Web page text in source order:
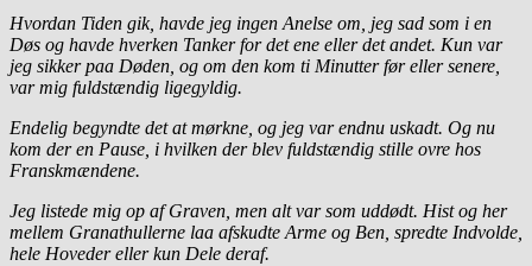
Hvordan Tiden gik, havde jeg ingen Anelse om, jeg sad som i en
Døs og havde hverken Tanker for det ene eller det andet. Kun var
jeg sikker paa Døden, og om den kom ti Minutter før eller senere,
var mig fuldstændig ligegyldig.
Endelig begyndte det at mørkne, og jeg var endnu uskadt. Og nu
kom der en Pause, i hvilken der blev fuldstændig stille ovre hos
Franskmændene.
Jeg listede mig op af Graven, men alt var som uddødt. Hist og her
mellem Granathullerne laa afskudte Arme og Ben, spredte Indvolde,
hele Hoveder eller kun Dele deraf.